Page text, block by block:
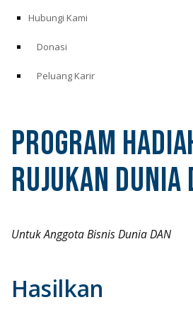
Hubungi Kami
Donasi
Peluang Karir
Program
Rujukan Dunia
Untuk Anggota Bisnis Dunia DAN
Hasilkan